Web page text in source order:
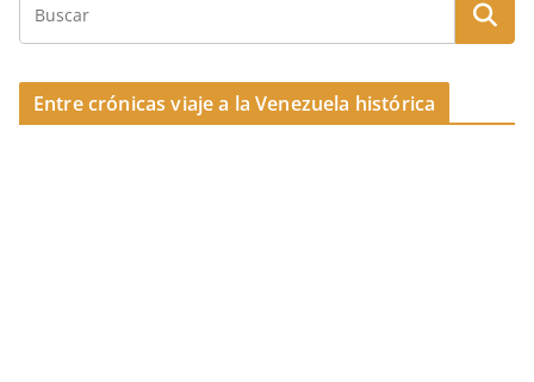
o
k
Entre crónicas viaje a la Venezuela histórica